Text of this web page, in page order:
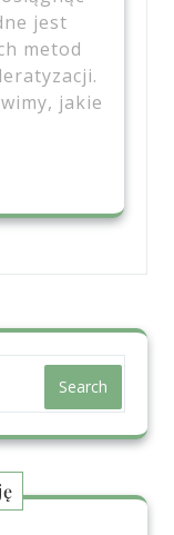
jest
metod
jakie
Search